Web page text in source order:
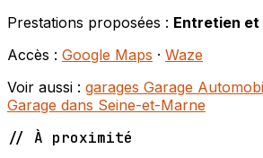
Prestations proposées : Entretien
Accès : Google Maps · Waze
Voir aussi : garages Garage
Garage dans Seine-et-Marne
// À proximité